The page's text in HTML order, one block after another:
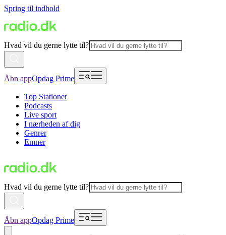
Spring til indhold
Hvad vil du gerne lytte til?
Åbn appOpdag Prime
Top Stationer
Podcasts
Live sport
I nærheden af dig
Genrer
Emner
Hvad vil du gerne lytte til?
Åbn appOpdag Prime